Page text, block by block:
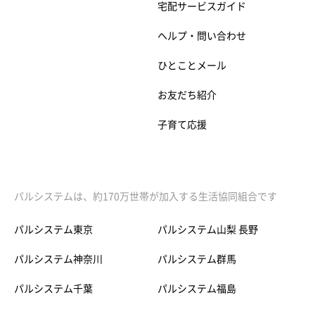
宅配サービスガイド
ヘルプ・問い合わせ
ひとことメール
お友だち紹介
子育て応援
パルシステムは、約170万世帯が加入する生活協同組合です
パルシステム東京
パルシステム神奈川
パルシステム千葉
パルシステム山梨 長野
パルシステム群馬
パルシステム福島